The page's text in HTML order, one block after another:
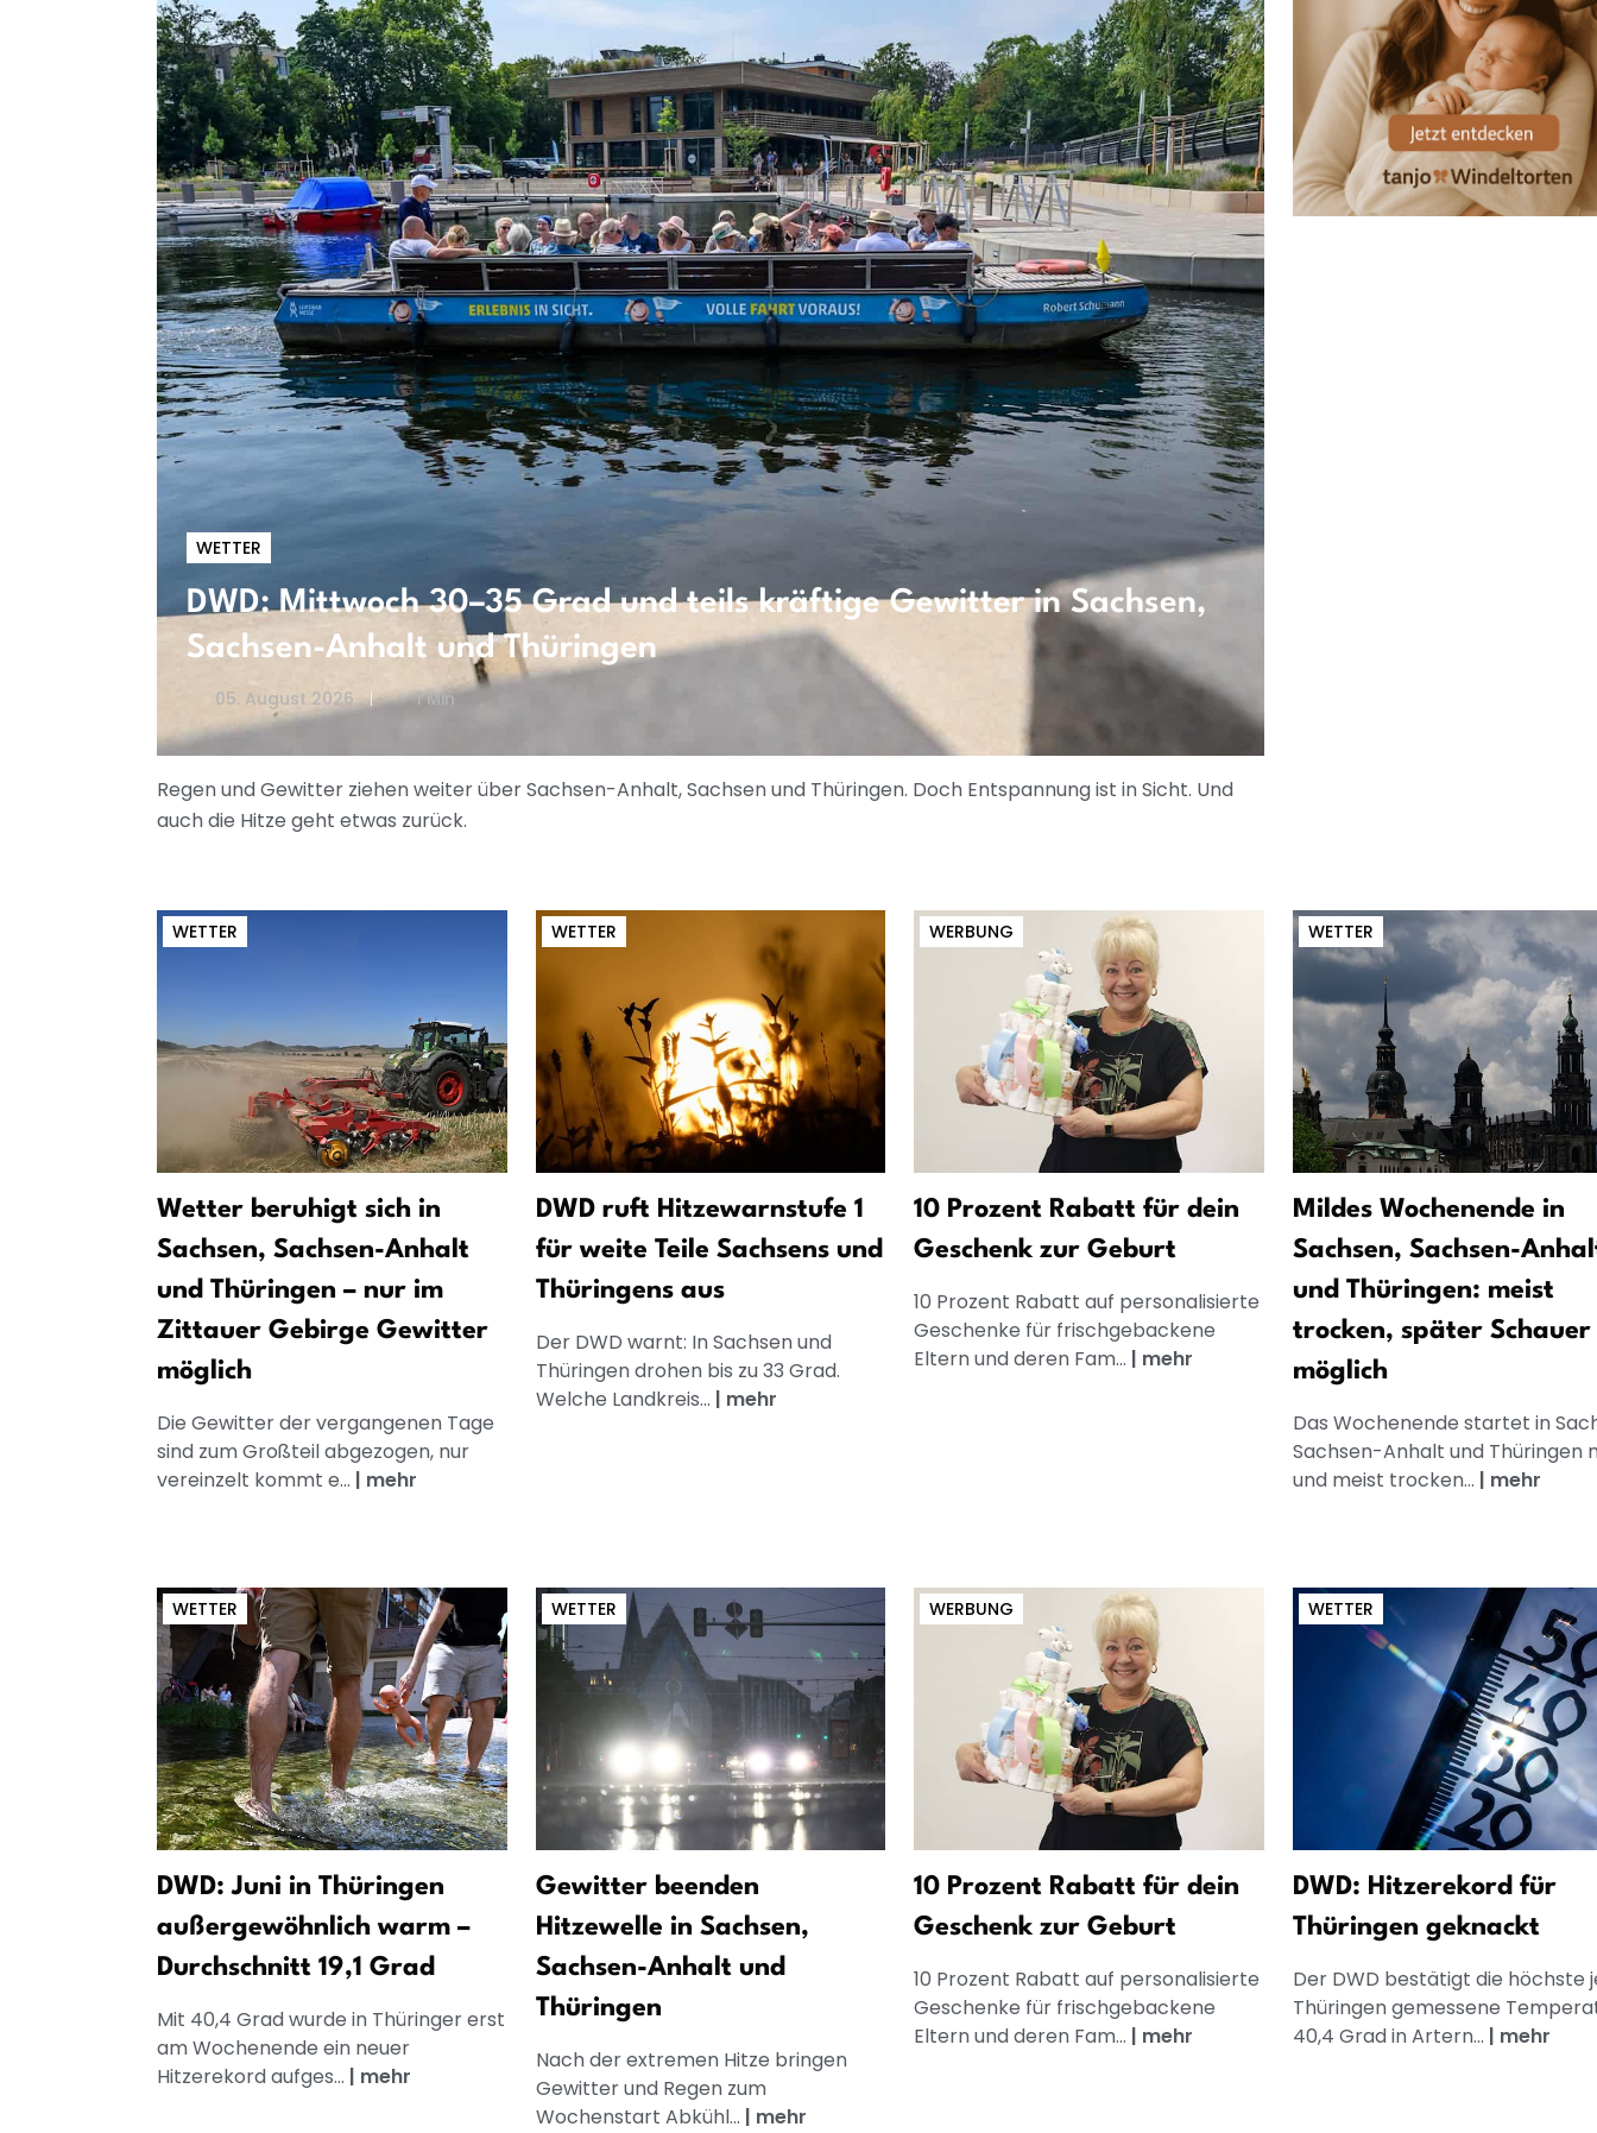
WETTER
DWD: Mittwoch 30–35 Grad und teils kräftige Gewitter in Sachsen,
Sachsen-Anhalt und Thüringen
05. August 2026 1 Min
Regen und Gewitter ziehen weiter über Sachsen-Anhalt, Sachsen und Thüringen. Doch Entspannung ist in Sicht. Und
auch die Hitze geht etwas zurück.
WETTER
Wetter beruhigt sich in
Sachsen, Sachsen-Anhalt
und Thüringen – nur im
Zittauer Gebirge Gewitter
möglich
Die Gewitter der vergangenen Tage
sind zum Großteil abgezogen, nur
vereinzelt kommt e... | mehr
WETTER
DWD ruft Hitzewarnstufe 1
für weite Teile Sachsens und
Thüringens aus
Der DWD warnt: In Sachsen und
Thüringen drohen bis zu 33 Grad.
Welche Landkreis... | mehr
WERBUNG
10 Prozent Rabatt für dein
Geschenk zur Geburt
10 Prozent Rabatt auf personalisierte
Geschenke für frischgebackene
Eltern und deren Fam... | mehr
WETTER
Mildes Wochenende in
Sachsen, Sachsen-
und Thüringen: meist
trocken, später Schauer
möglich
Das Wochenende startet in
Sachsen-Anhalt und Thüringen
und meist trocken... | mehr
WETTER
DWD: Juni in Thüringen
außergewöhnlich warm –
Durchschnitt 19,1 Grad
Mit 40,4 Grad wurde in Thüringer erst
am Wochenende ein neuer
Hitzerekord aufges... | mehr
WETTER
Gewitter beenden
Hitzewelle in Sachsen,
Sachsen-Anhalt und
Thüringen
Nach der extremen Hitze bringen
Gewitter und Regen zum
Wochenstart Abkühl... | mehr
WERBUNG
10 Prozent Rabatt für dein
Geschenk zur Geburt
10 Prozent Rabatt auf personalisierte
Geschenke für frischgebackene
Eltern und deren Fam... | mehr
WETTER
DWD: Hitzerekord für
Thüringen geknackt
Der DWD bestätigt die höchste
Thüringen gemessene
40,4 Grad in Artern... | mehr